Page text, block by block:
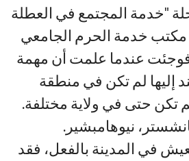
"خدمة المجتمع في العطلة
مكتب خدمة الحرم الجامعي
فوجئت عندما علمت أن مهمة
إليها لم تكن في منطقة
تكن حتى في ولاية مختلفة.
نيوهامبشير.
في المدينة بالفعل، فقد